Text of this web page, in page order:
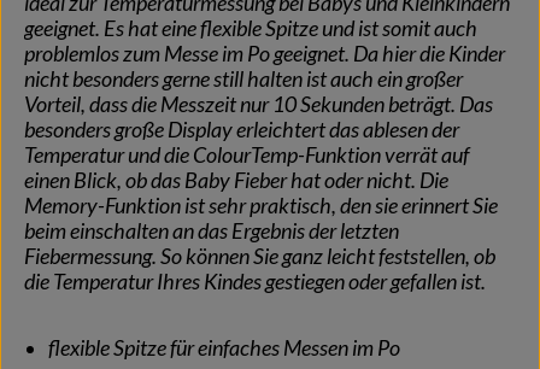
geeignet. Es hat eine flexible Spitze und ist somit auch
problemlos zum Messe im Po geeignet. Da hier die Kinder
nicht besonders gerne still halten ist auch ein großer
Vorteil, dass die Messzeit nur 10 Sekunden beträgt. Das
besonders große Display erleichtert das ablesen der
Temperatur und die ColourTemp-Funktion verrät auf
einen Blick, ob das Baby Fieber hat oder nicht. Die
Memory-Funktion ist sehr praktisch, den sie erinnert Sie
beim einschalten an das Ergebnis der letzten
Fiebermessung. So können Sie ganz leicht feststellen, ob
die Temperatur Ihres Kindes gestiegen oder gefallen ist.
flexible Spitze für einfaches Messen im Po